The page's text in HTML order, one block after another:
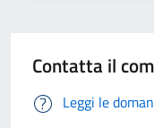
Contatta il
Leggi le